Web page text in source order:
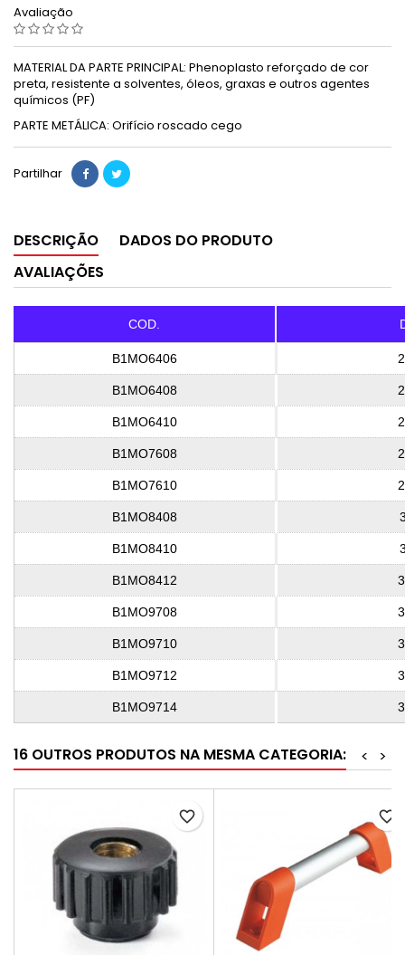
Avaliação
MATERIAL DA PARTE PRINCIPAL: Phenoplasto reforçado de cor
preta, resistente a solventes, óleos, graxas e outros agentes
químicos (PF)
PARTE METÁLICA: Orifício roscado cego
Partilhar
DESCRIÇÃO
DADOS DO PRODUTO
AVALIAÇÕES
COD.
B1MO6406
B1MO6408
B1MO6410
B1MO7608
B1MO7610
B1MO8408
B1MO8410
B1MO8412
B1MO9708
B1MO9710
B1MO9712
B1MO9714
16 OUTROS PRODUTOS NA MESMA CATEGORIA: >
<
favorite_border favorite_border